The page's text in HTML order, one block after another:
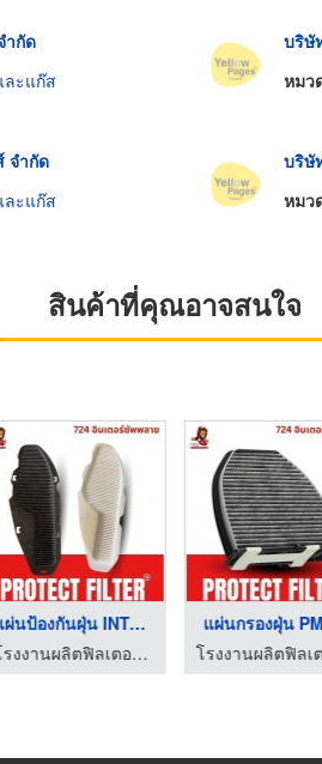
ำกัด
ละแก๊ส
บริษั
หมว
จำกัด
ละแก๊ส
บริษั
หมว
สินค้าที่คุณอาจสนใจ
แผ่นกรองเครื่องฟอกอา ...
โรงงานผลิตฟิลเตอร์กรองอากาศ แผ่นกรองฝุ่น PM2.5
แผ่นป้องกันฝุ่น INTA ...
โรงงานผลิตฟิลเตอร์กรองอากาศ แผ่นกรองฝุ่น PM2.5
แผ่